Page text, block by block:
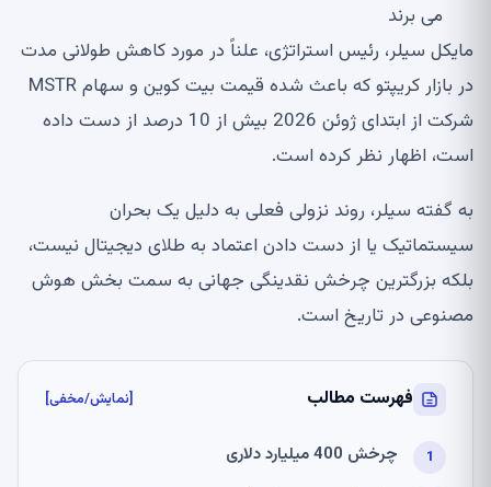
می برند
مایکل سیلر، رئیس استراتژی، علناً در مورد کاهش طولانی مدت
در بازار کریپتو که باعث شده قیمت بیت کوین و سهام MSTR
شرکت از ابتدای ژوئن 2026 بیش از 10 درصد از دست داده
است، اظهار نظر کرده است.
به گفته سیلر، روند نزولی فعلی به دلیل یک بحران
سیستماتیک یا از دست دادن اعتماد به طلای دیجیتال نیست،
بلکه بزرگترین چرخش نقدینگی جهانی به سمت بخش هوش
مصنوعی در تاریخ است.
فهرست مطالب [نمایش/مخفی]
چرخش 400 میلیارد دلاری